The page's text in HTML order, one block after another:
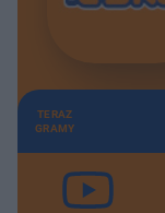
TERAZ
GRAMY